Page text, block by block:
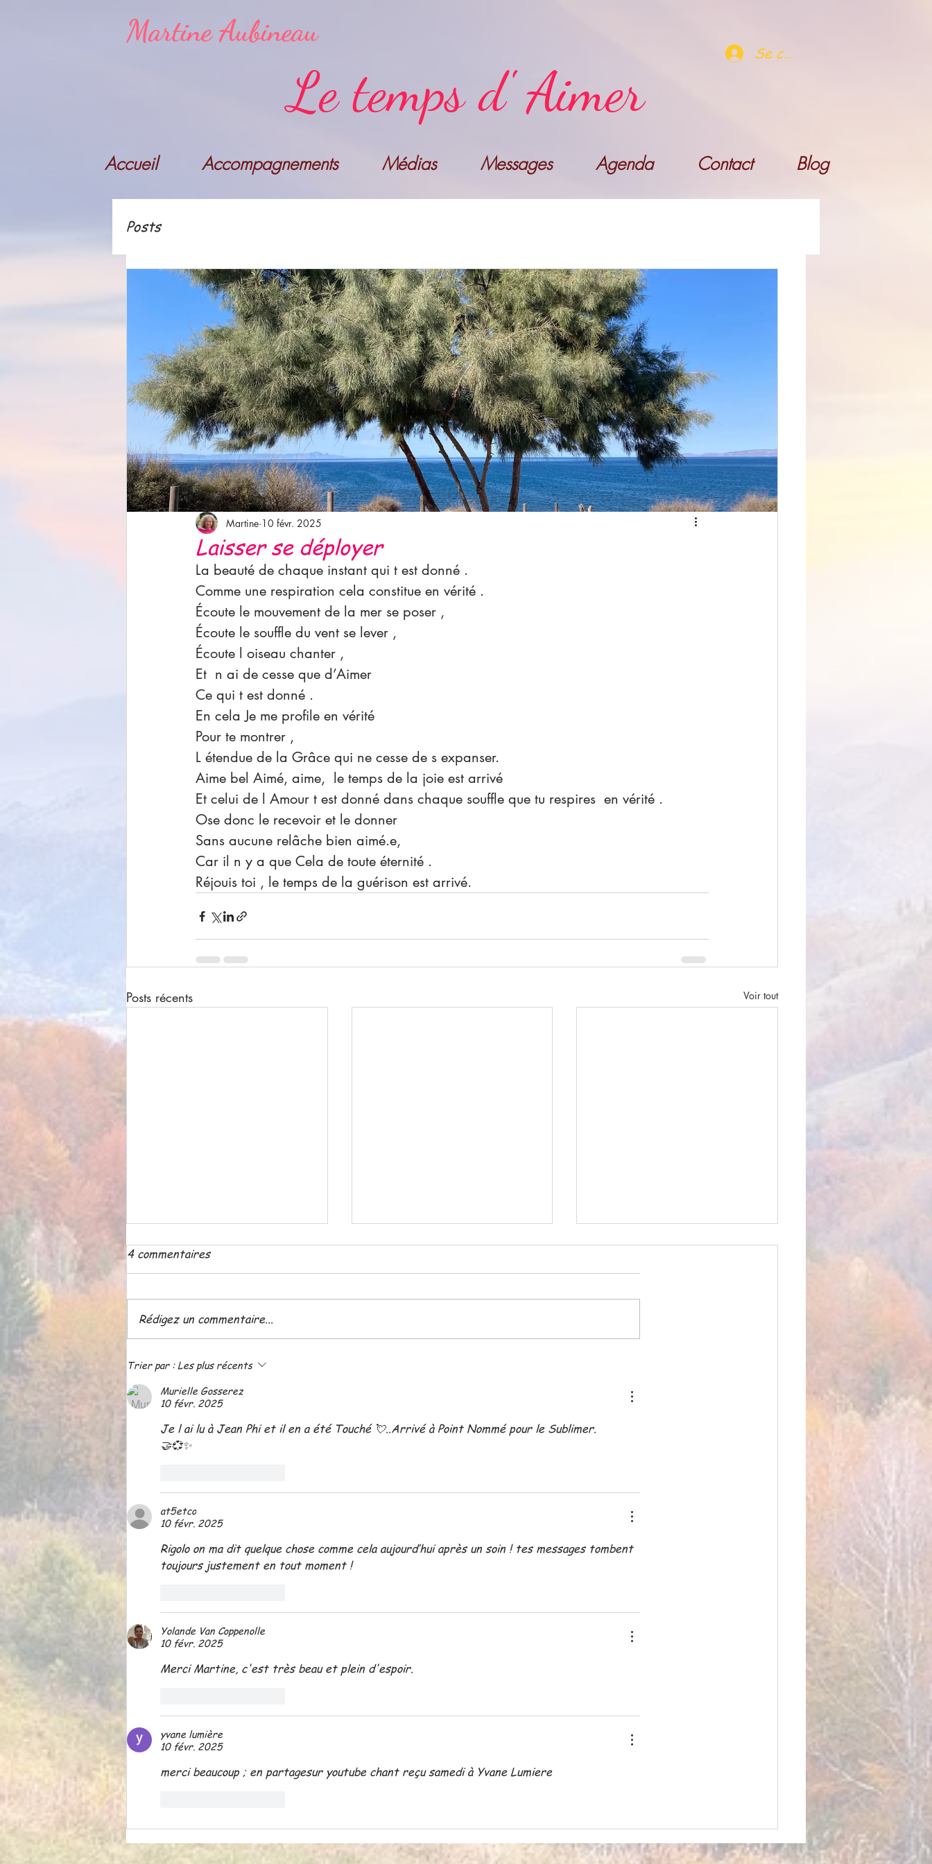
Martine Aubineau
Le temps d' Aimer
Se connecter
Accueil Accompagnements Médias Messages Agenda Contact Blog
Posts
Laisser se déployer
Martine 10 févr. 2025
La beauté de chaque instant qui t est donné .
Comme une respiration cela constitue en vérité .
Écoute le mouvement de la mer se poser ,
Écoute le souffle du vent se lever ,
Écoute l oiseau chanter ,
Et  n ai de cesse que d’Aimer
Ce qui t est donné .
En cela Je me profile en vérité
Pour te montrer ,
L étendue de la Grâce qui ne cesse de s expanser.
Aime bel Aimé, aime,  le temps de la joie est arrivé
Et celui de l Amour t est donné dans chaque souffle que tu respires  en vérité .
Ose donc le recevoir et le donner
Sans aucune relâche bien aimé.e,
Car il n y a que Cela de toute éternité .
Réjouis toi , le temps de la guérison est arrivé.
Posts récents Voir tout
ATELIER LE 18 JUIN A 20
H 30
Permets....
4 commentaires
Rédigez un commentaire...
Trier par : Les plus récents
Murielle Gosserez
10 févr. 2025
Je l ai lu à Jean Phi et il en a été Touché 💘..Arrivé à Point Nommé pour le Sublimer.
🤝💞✨️
at5etco
10 févr. 2025
Rigolo on ma dit quelque chose comme cela aujourd’hui après un soin ! tes messages tombent
toujours justement en tout moment !
Yolande Van Coppenolle
10 févr. 2025
Merci Martine, c'est très beau et plein d'espoir.
yvane lumière
10 févr. 2025
merci beaucoup ; en partagesur youtube chant reçu samedi à Yvane Lumiere